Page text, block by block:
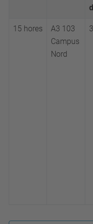
15 hores
A3 103
Campus
Nord